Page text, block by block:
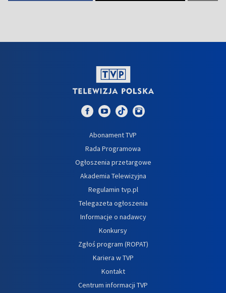
Abonament TVP
Rada Programowa
Ogłoszenia przetargowe
Akademia Telewizyjna
Regulamin tvp.pl
Telegazeta ogłoszenia
Informacje o nadawcy
Konkursy
Zgłoś program (ROPAT)
Kariera w TVP
Kontakt
Centrum informacji TVP